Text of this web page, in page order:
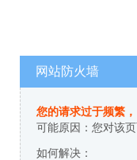
网站防火墙
您的请求过于频繁
可能原因：您对该
如何解决：